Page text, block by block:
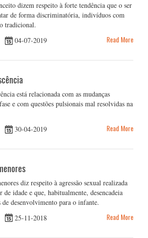
dizem respeito à forte tendência que o ser
de forma discriminatória, indivíduos com
tradicional.
04-07-2019 Read More
está relacionada com as mudanças
e com questões pulsionais mal resolvidas na
30-04-2019 Read More
diz respeito à agressão sexual realizada
de idade e que, habitualmente, desencadeia
de desenvolvimento para o infante.
25-11-2018 Read More